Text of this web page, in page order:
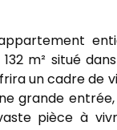
132 m² situé
un cadre de
grande
pièce à